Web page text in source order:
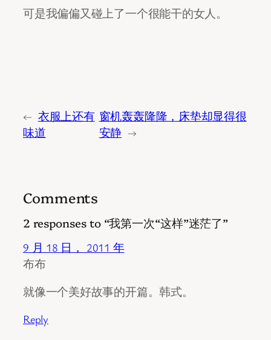
可是我偏偏又碰上了一个很能干的女人。
← 衣服上还有
味道
窗机轰轰隆隆，床垫却显得很
安静 →
Comments
2 responses to “我第一次“这样”迷茫了”
9 月 18 日， 2011 年
布布
就像一个美好故事的开篇。韩式。
Reply